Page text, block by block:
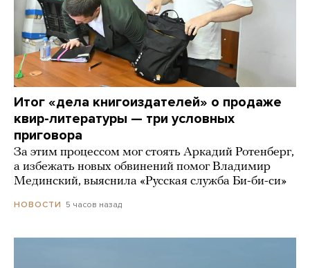
Итог «дела книгоиздателей» о продаже
квир-литературы — три условных
приговора
За этим процессом мог стоять Аркадий Ротенберг,
а избежать новых обвинений помог Владимир
Мединский, выяснила «Русская служба Би-би-си»
НОВОСТИ 5 часов назад